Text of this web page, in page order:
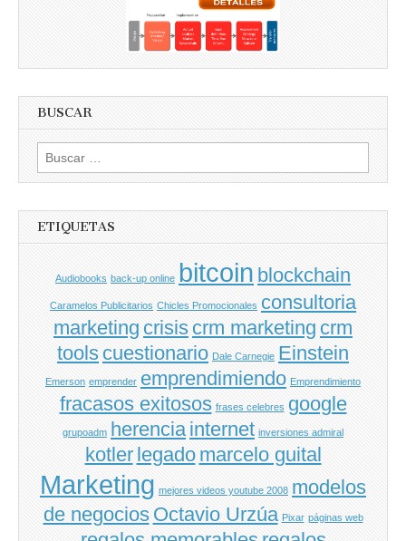
BUSCAR
Buscar
por:
ETIQUETAS
Audiobooks back-up online bitcoin blockchain
Caramelos Publicitarios Chicles Promocionales consultoria
marketing crisis crm marketing crm
tools cuestionario Dale Carnegie Einstein
Emerson emprender emprendimiendo Emprendimiento
fracasos exitosos frases celebres google
grupoadm herencia internet inversiones admiral
kotler legado marcelo guital
Marketing mejores videos youtube 2008 modelos
de negocios Octavio Urzúa Pixar páginas web